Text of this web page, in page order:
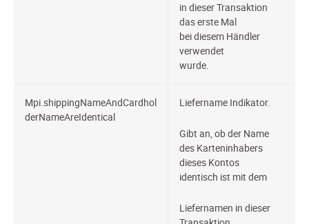
in dieser Transaktion
das erste Mal
bei diesem Händler
verwendet
wurde.
Mpi.shippingNameAndCardhol
derNameAreIdentical
Liefername Indikator.
Gibt an, ob der Name
des Karteninhabers
dieses Kontos
identisch ist mit dem
Liefernamen in dieser